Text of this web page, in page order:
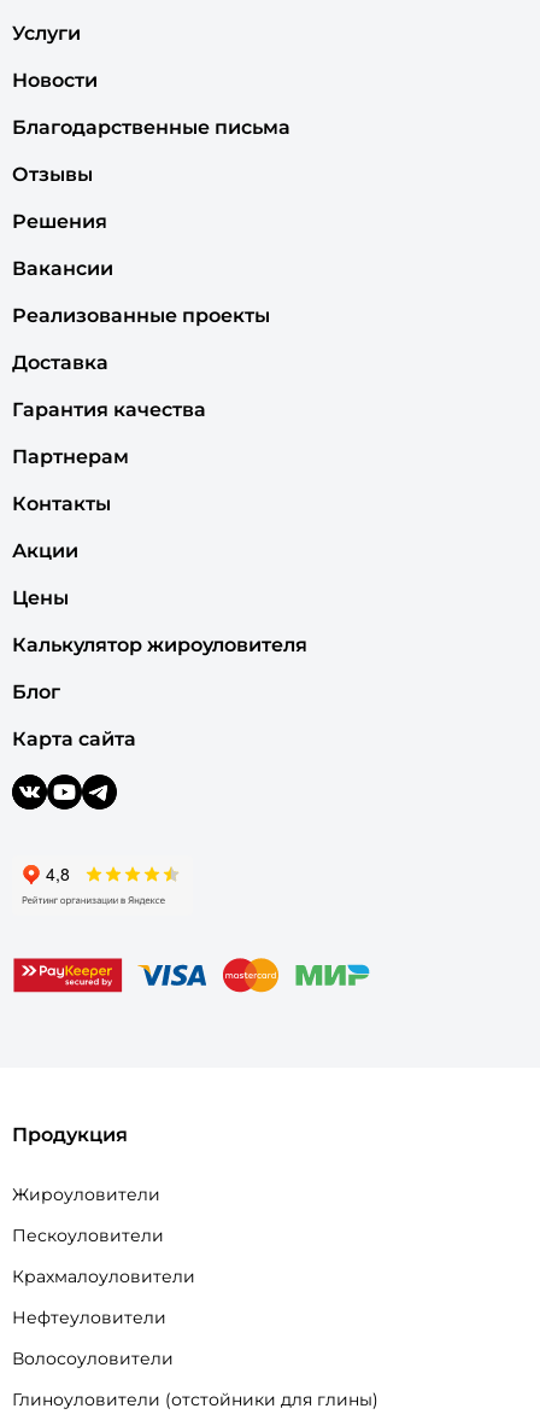
Услуги
Новости
Благодарственные письма
Отзывы
Решения
Вакансии
Реализованные проекты
Доставка
Гарантия качества
Партнерам
Контакты
Акции
Цены
Калькулятор жироуловителя
Блог
Карта сайта
Продукция
Жироуловители
Пескоуловители
Крахмалоуловители
Нефтеуловители
Волосоуловители
Глиноуловители (отстойники для глины)